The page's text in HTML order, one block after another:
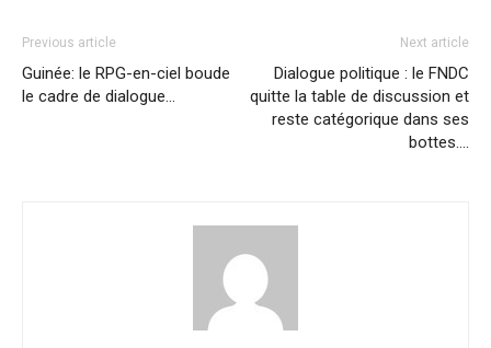
Previous article
Guinée: le RPG-en-ciel boude
le cadre de dialogue…
Next article
Dialogue politique : le FNDC
quitte la table de discussion et
reste catégorique dans ses
bottes….